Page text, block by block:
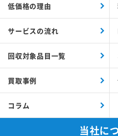
低価格の理由
サービスの流れ
回収対象品目一覧
買取事例
コラム
当社に